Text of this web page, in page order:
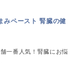
みペースト 腎臓の健
一番人気！腎臓にお悩